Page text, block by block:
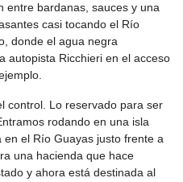
entre bardanas, sauces y una
casi tocando el Río
donde el agua negra
autopista Ricchieri en el acceso
control. Lo reservado para ser
rodando en una isla
el Río Guayas justo frente a
una hacienda que hace
y ahora está destinada al